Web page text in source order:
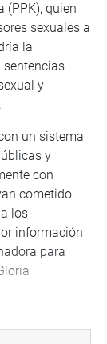
(PPK), quien
sexuales a
la
sentencias
y
un sistema
y
con
cometido
los
información
para